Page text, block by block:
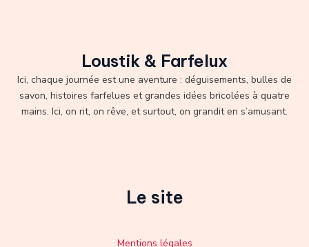
Loustik & Farfelux
Ici, chaque journée est une aventure : déguisements, bulles de
savon, histoires farfelues et grandes idées bricolées à quatre
mains. Ici, on rit, on rêve, et surtout, on grandit en s’amusant.
Le site
Mentions légales